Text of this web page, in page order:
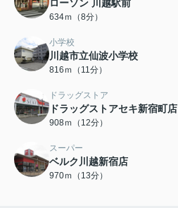
ローソン 川越駅前
634ｍ（8分）
小学校
川越市立仙波小学校
816ｍ（11分）
ドラッグストア
ドラッグストアセキ新宿町店
908ｍ（12分）
スーパー
ベルク川越新宿店
970ｍ（13分）